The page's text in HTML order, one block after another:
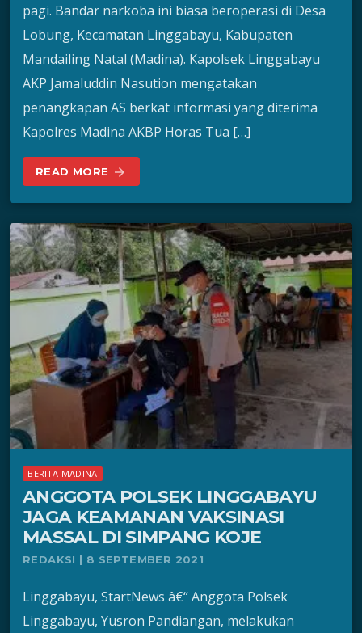
pagi. Bandar narkoba ini biasa beroperasi di Desa
Lobung, Kecamatan Linggabayu, Kabupaten
Mandailing Natal (Madina). Kapolsek Linggabayu
AKP Jamaluddin Nasution mengatakan
penangkapan AS berkat informasi yang diterima
Kapolres Madina AKBP Horas Tua […]
READ MORE arrow_forward
BERITA MADINA
ANGGOTA POLSEK LINGGABAYU
JAGA KEAMANAN VAKSINASI
MASSAL DI SIMPANG KOJE
REDAKSI | 8 SEPTEMBER 2021
Linggabayu, StartNews â€“ Anggota Polsek
Linggabayu, Yusron Pandiangan, melakukan